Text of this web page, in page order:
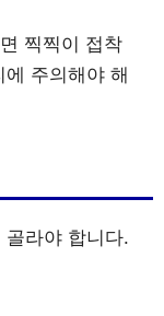
찍찍이 접착
주의해야 해
라야 합니다.